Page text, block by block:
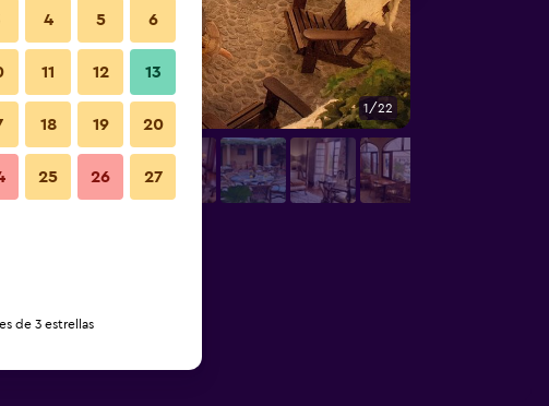
1/22
4 5 6
11 12 13
18 19 20
25 26 27
de 3 estrellas